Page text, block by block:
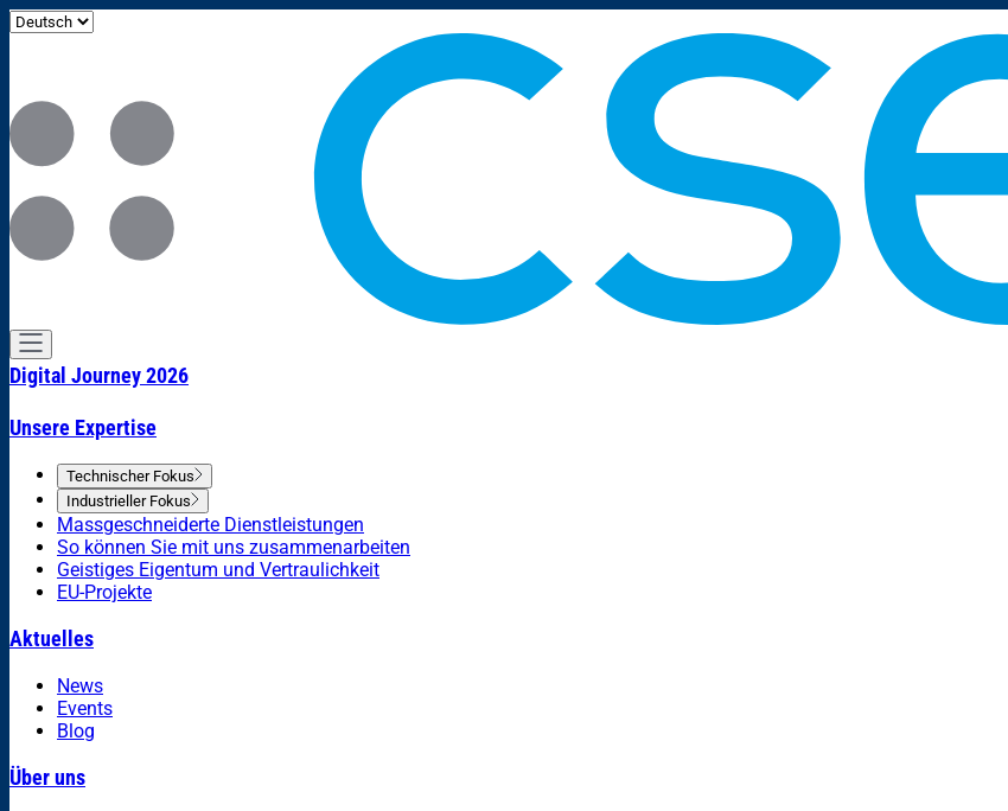
Digital Journey 2026
Unsere Expertise
Technischer Fokus
Industrieller Fokus
Massgeschneiderte Dienstleistungen
So können Sie mit uns zusammenarbeiten
Geistiges Eigentum und Vertraulichkeit
EU-Projekte
Aktuelles
News
Events
Blog
Über uns